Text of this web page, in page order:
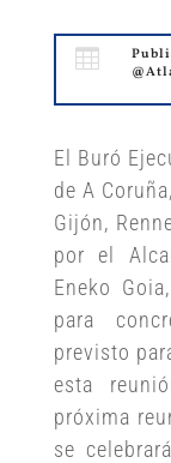

El Buró
de A
Gijón,
por el
Eneko
para
previsto
esta
próxima
se